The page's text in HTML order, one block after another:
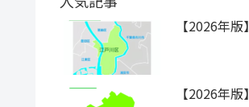
【2026年
【2026年